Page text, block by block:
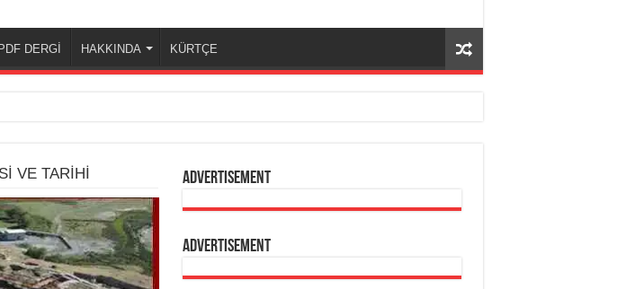
PDF DERGİ HAKKINDA KÜRTÇE
VE TARİHİ Advertisement
Advertisement